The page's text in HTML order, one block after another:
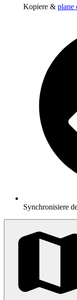
Kopiere & plane
Synchronisiere